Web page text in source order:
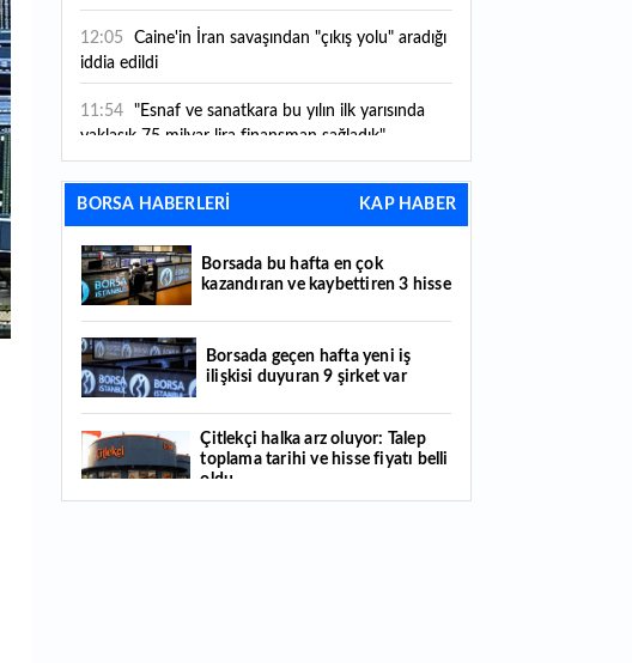
12:05
Caine'in İran savaşından "çıkış yolu" aradığı
iddia edildi
11:54
"Esnaf ve sanatkara bu yılın ilk yarısında
yaklaşık 75 milyar lira finansman sağladık"
11:52 Yaratıcılık ve ticaret bir araya geldi: İşte
İstanbul'un yeni girişimcilik alanı
11:35 Alarko Holding'den stratejik satın alma:
Carrier'ın paylarının tamamını devralıyor
Festival bölgeye canlılık getirdi
edilecek 4 gelişme hangileri olacak?
11:05 Borsada bu hafta en çok kazandıran ve
kaybettiren 3 hisse
BORSA HABERLERİ KAP HABER
Borsada bu hafta en çok
kazandıran ve kaybettiren 3 hisse
Borsada geçen hafta yeni iş
ilişkisi duyuran 9 şirket var
Çitlekçi halka arz oluyor: Talep
toplama tarihi ve hisse fiyatı belli
oldu